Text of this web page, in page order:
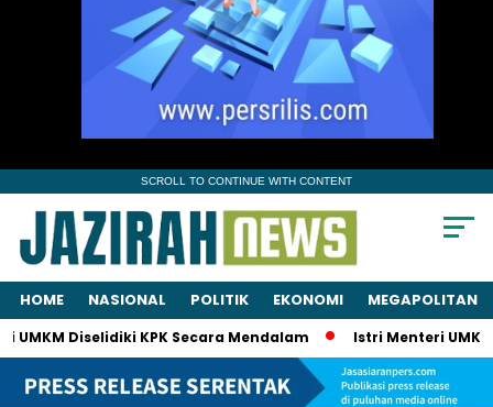
SCROLL TO CONTINUE WITH CONTENT
HOME NASIONAL POLITIK EKONOMI MEGAPOLITAN
Diselidiki KPK Secara Mendalam Istri Menteri UMKM